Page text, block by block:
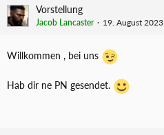
Vorstellung
Jacob Lancaster 19. August 2023
Willkommen , bei uns
Hab dir ne PN gesendet.